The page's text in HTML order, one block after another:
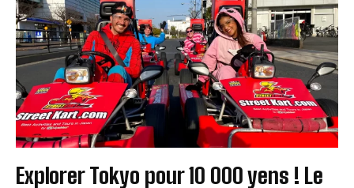
Explorer Tokyo pour 10 000 yens ! Le